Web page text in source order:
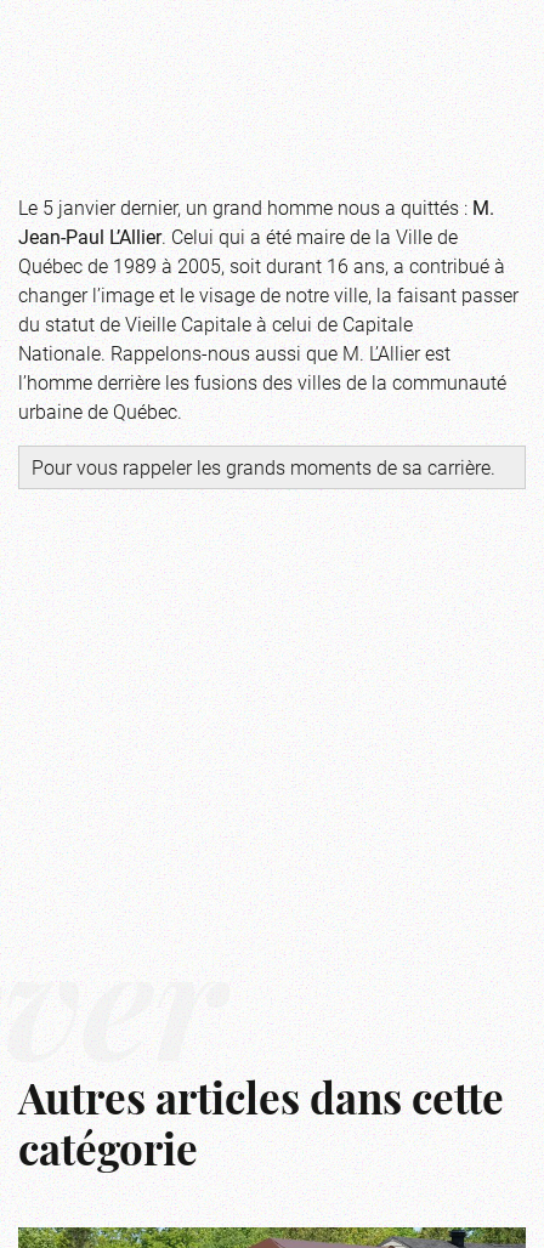
Le 5 janvier dernier, un grand homme nous a quittés :M.
Jean-Paul L’Allier. Celui qui a été maire de la Ville de
Québec de 1989 à 2005, soit durant 16 ans, a contribué à
changer l’image et le visage de notre ville, la faisant passer
du statut de Vieille Capitale à celui de Capitale
Nationale. Rappelons-nous aussi que M. L’Allier est
l’homme derrière les fusions des villes de la communauté
urbaine de Québec.
Pour vous rappeler lesgrands moments de sa carrière.
Autres articles dans cette
catégorie